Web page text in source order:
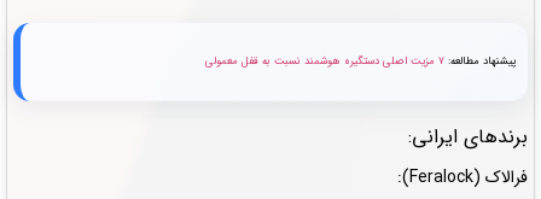
پیشنهاد مطالعه: ۷ مزیت اصلی دستگیره هوشمند نسبت به قفل معمولی
برندهای ایرانی:
فرالاک (Feralock):